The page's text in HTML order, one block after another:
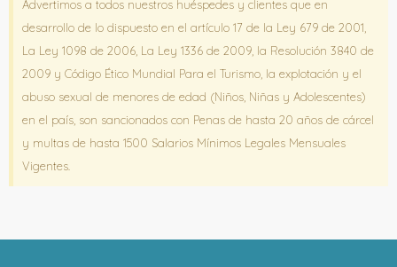
Advertimos a todos nuestros huéspedes y clientes que en
desarrollo de lo dispuesto en el artículo 17 de la Ley 679 de 2001,
La Ley 1098 de 2006, La Ley 1336 de 2009, la Resolución 3840 de
2009 y Código Ético Mundial Para el Turismo, la explotación y el
abuso sexual de menores de edad (Niños, Niñas y Adolescentes)
en el país, son sancionados con Penas de hasta 20 años de cárcel
y multas de hasta 1500 Salarios Mínimos Legales Mensuales
Vigentes.